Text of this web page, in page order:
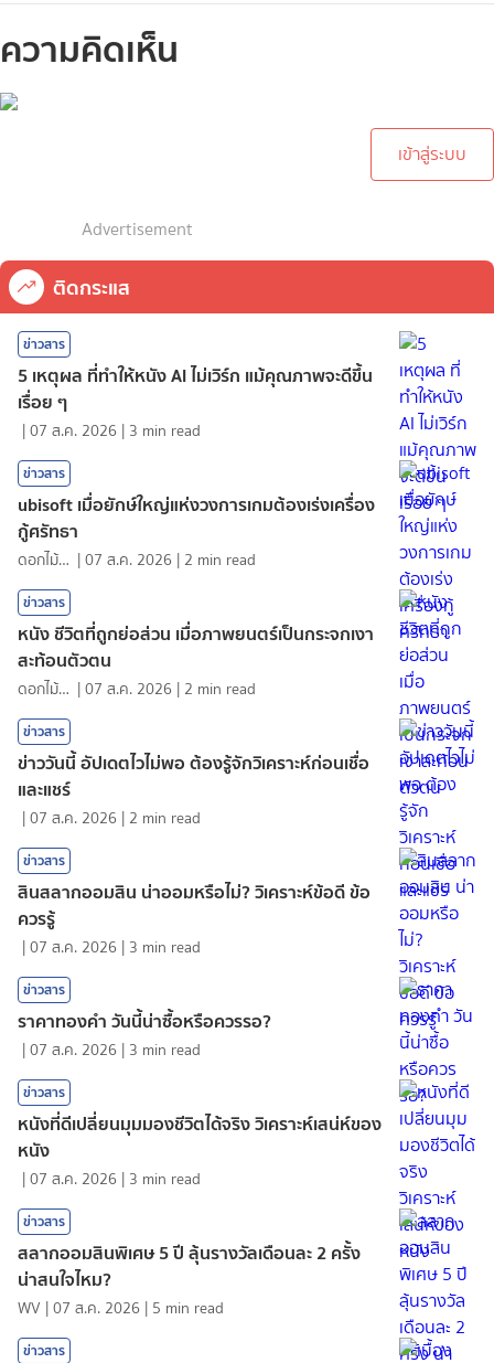
ความคิดเห็น
เข้าสู่ระบบ
Advertisement
ติดกระแส
ข่าวสาร
5 เหตุผล ที่ทำให้หนัง AI ไม่เวิร์ก แม้คุณภาพจะดีขึ้น
เรื่อย ๆ
|07 ส.ค. 2026 | 3 min read
ข่าวสาร
ubisoft เมื่อยักษ์ใหญ่แห่งวงการเกมต้องเร่งเครื่อง
กู้ศรัทธา
ดอกไม้กับสายน้ำ |07 ส.ค. 2026 | 2 min read
ข่าวสาร
หนัง ชีวิตที่ถูกย่อส่วน เมื่อภาพยนตร์เป็นกระจกเงา
สะท้อนตัวตน
ดอกไม้กับสายน้ำ |07 ส.ค. 2026 | 2 min read
ข่าวสาร
ข่าววันนี้ อัปเดตไวไม่พอ ต้องรู้จักวิเคราะห์ก่อนเชื่อ
และแชร์
|07 ส.ค. 2026 | 2 min read
ข่าวสาร
สินสลากออมสิน น่าออมหรือไม่? วิเคราะห์ข้อดี ข้อ
ควรรู้
|07 ส.ค. 2026 | 3 min read
ข่าวสาร
ราคาทองคํา วันนี้น่าซื้อหรือควรรอ?
|07 ส.ค. 2026 | 3 min read
ข่าวสาร
หนังที่ดีเปลี่ยนมุมมองชีวิตได้จริง วิเคราะห์เสน่ห์ของ
หนัง
|07 ส.ค. 2026 | 3 min read
ข่าวสาร
สลากออมสินพิเศษ 5 ปี ลุ้นรางวัลเดือนละ 2 ครั้ง
น่าสนใจไหม?
WV |07 ส.ค. 2026 | 5 min read
ข่าวสาร